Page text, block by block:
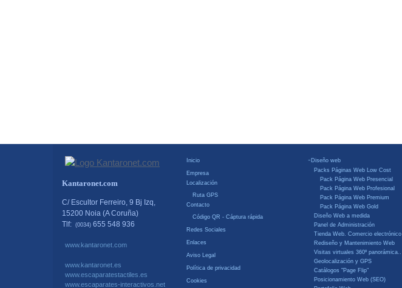
Kantaronet.com
C/ Escultor Ferreiro, 9 Bj Izq,
15200 Noia (A Coruña)
Tlf: (0034) 655 548 936
www.kantaronet.com
www.kantaronet.es
www.escaparatestactiles.es
www.escaparates-interactivos.net
Inicio
Empresa
Localización
Ruta GPS
Contacto
Código QR - Cáptura rápida
Redes Sociales
Enlaces
Aviso Legal
Política de privacidad
Cookies
- Diseño web
Packs Páginas Web Low Cost
Pack Página Web Presencial
Pack Página Web Profesional
Pack Página Web Premium
Pack Página Web Gold
Diseño Web a medida
Panel de Administración
Tienda Web. Comercio electrónico
Rediseño y Mantenimiento Web
Visitas virtuales 360º panorámica..
Geolocalización y GPS
Catálogos "Page Flip"
Posicionamiento Web (SEO)